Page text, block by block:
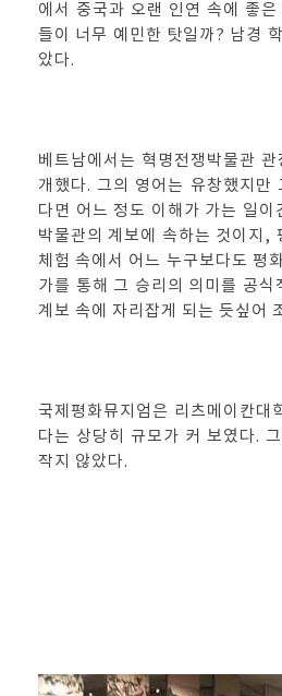
에서 중국과 오랜 인연 속에 좋
들이 너무 예민한 탓일까? 남경
았다.
베트남에서는 혁명전쟁박물관
개했다. 그의 영어는 유창했지만
다면 어느 정도 이해가 가는 일
박물관의 계보에 속하는 것이지,
체험 속에서 어느 누구보다도 평
가를 통해 그 승리의 의미를 공
계보 속에 자리잡게 되는 듯싶어
국제평화뮤지엄은 리츠메이칸
다는 상당히 규모가 커 보였다.
작지 않았다.